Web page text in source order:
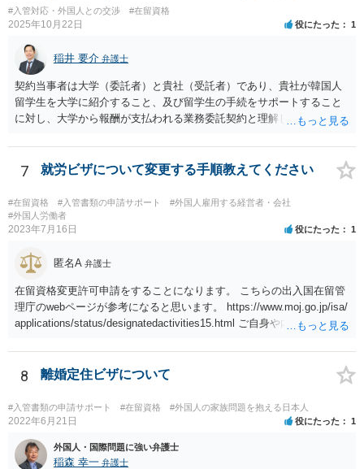
#入管対応・外国人との交渉 #在留資格
2025年10月22日 役にたった 1
稲井 要介 弁護士
契約当事者は大学（委託者）と貴社（受託者）であり、貴社が韓国人
留学生を大学に紹介すること、及び留学生の手続をサポートすること
に対し、大学から報酬が支払われる業務委託契約と理解しました。 留
き、契約書の作成・チェックを多く行った経験があります。
7 就労ビザについて変更する手順教えてください
#在留資格 #入管書類の申請サポート
#外国人雇用する経営者・会社
#外国人労働者
2023年7月16日 役にたった 1
匿名A 弁護士
在留資格変更許可申請をすることになります。 こちらの出入国在留管
理庁のwebページが参考になると思います。 https://www.moj.go.jp/isa/
applications/status/designatedactivities15.html ご自身や内定先企業で
いる弁護士や行政書士に相談されるのが良いです。
8 離婚定住ビザについて
#入管書類の申請サポート #在留資格 #外国人の家族問題を抱える日本人
2022年6月21日 役にたった 1
外国人・国際問題に強い弁護士
稲森 幸一 弁護士